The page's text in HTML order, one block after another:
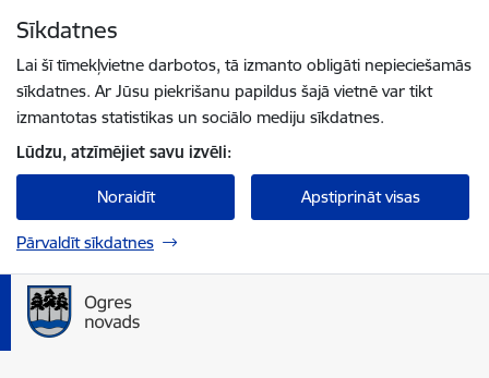
Sīkdatnes
Lai šī tīmekļvietne darbotos, tā izmanto obligāti nepieciešamās
sīkdatnes. Ar Jūsu piekrišanu papildus šajā vietnē var tikt
izmantotas statistikas un sociālo mediju sīkdatnes.
Lūdzu, atzīmējiet savu izvēli:
Noraidīt Apstiprināt visas
Pārvaldīt sīkdatnes